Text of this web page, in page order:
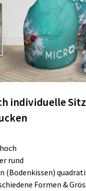
individuelle
rund
(Bodenkissen)
Formen &